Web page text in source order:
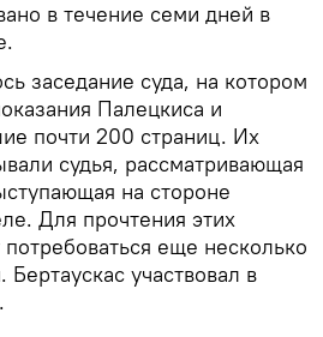
в течение семи дней в
заседание суда, на котором
Палецкиса и
почти 200 страниц. Их
судья, рассматривающая
на стороне
Для прочтения этих
еще несколько
участвовал в